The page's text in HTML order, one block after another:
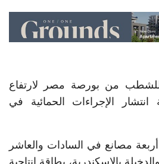
من بورصة مصر لارتفاع
الإجراءات الحمائية في
مصانع في السادات والعاشر